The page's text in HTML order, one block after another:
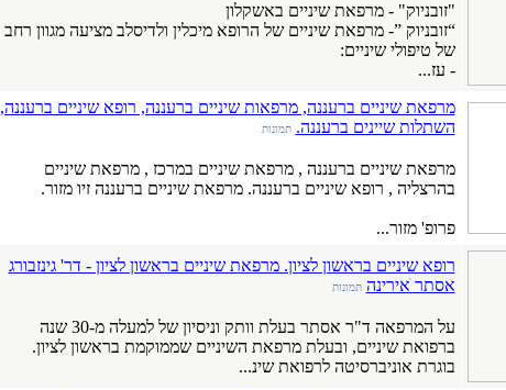
"זובניוק" - מרפאת שיניים באשקלון
“זובניוק ”- מרפאת שיניים של הרופא מיכלין ולדיסלב מציעה מגוון רחב
של טיפולי שיניים:
- עז...
מרפאת שיניים ברעננה, מרפאות שיניים ברעננה, רופא שיניים ברעננה,
השתלות שיינים ברעננה. תמונות
מרפאת שיניים ברעננה , מרפאת שיניים במרכז , מרפאת שיניים
בהרצליה , רופא שיניים ברעננה. מרפאת שיניים ברעננה זיו מזור.
פרופ' מזור...
רופא שיניים בראשון לציון. מרפאת שיניים בראשון לציון - דר' גינזבורג
אסתר אירינה תמונות
על המרפאה ד"ר אסתר בעלת וותק וניסיון של למעלה מ-30 שנה
ברפואת שיניים, ובעלת מרפאת השיניים שממוקמת בראשון לציון.
בוגרת אוניברסיטה לרפואת שינ...